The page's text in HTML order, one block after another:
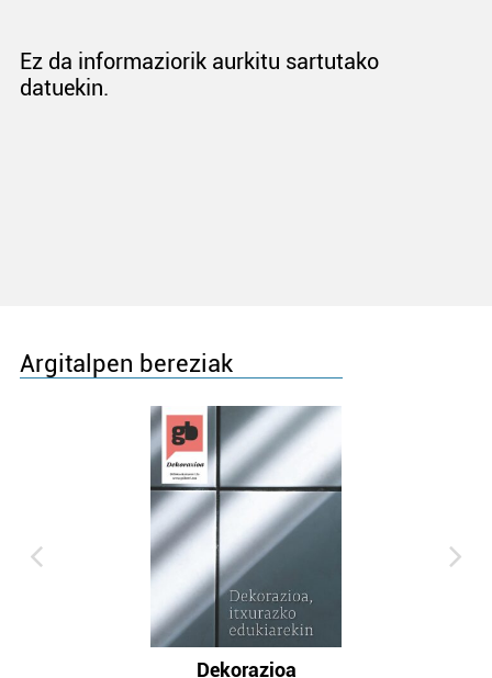
Ez da informaziorik aurkitu sartutako
datuekin.
Argitalpen bereziak
Dekorazioa